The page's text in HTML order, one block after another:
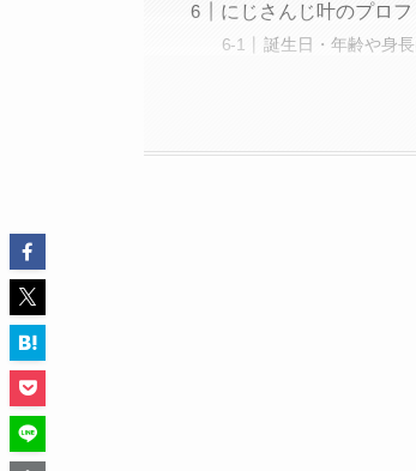
にじさんじ叶のプロフ
誕生日・年齢や身長